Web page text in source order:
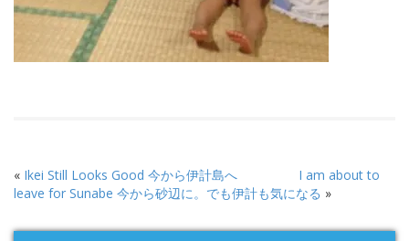
« Ikei Still Looks Good 今から伊計島へ
I am about to
leave for Sunabe 今から砂辺に。でも伊計も気になる »